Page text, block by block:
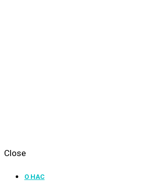
Close
О НАС